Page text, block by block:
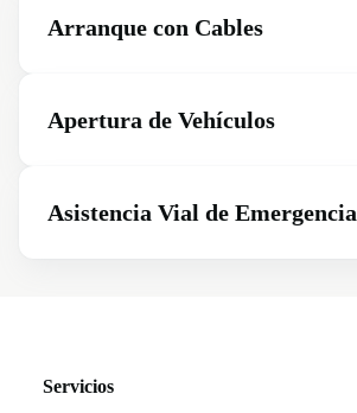
Arranque con Cables
Apertura de Vehículos
Asistencia Vial de Emergencia
Servicios